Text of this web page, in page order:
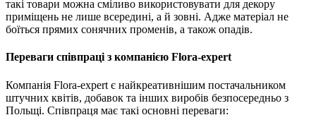
такі товари можна сміливо використовувати для декору
приміщень не лише всередині, а й зовні. Адже матеріал не
боїться прямих сонячних променів, а також опадів.
Переваги співпраці з компанією Flora-expert
Компанія Flora-expert є найкреативнішим постачальником
штучних квітів, добавок та інших виробів безпосередньо з
Польщі. Співпраця має такі основні переваги: